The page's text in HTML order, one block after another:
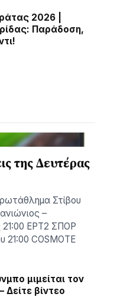
2026 |
Παράδοση,
της Δευτέρας
Στίβου
–
21:00 ΕΡΤ2 ΣΠΟΡ
21:00 COSMOTE
μιμείται τον
Δείτε βίντεο